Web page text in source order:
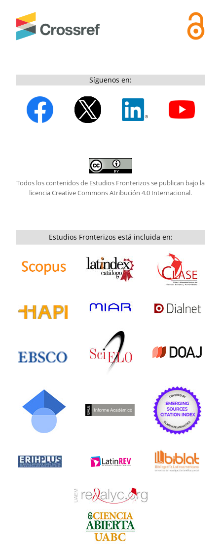
Síguenos en:
Todos los contenidos de Estudios Fronterizos se publican bajo la
licenciaCreative Commons Atribución 4.0 Internacional.
Estudios Fronterizos está incluida en: